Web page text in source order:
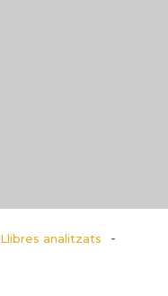
Llibres analitzats -